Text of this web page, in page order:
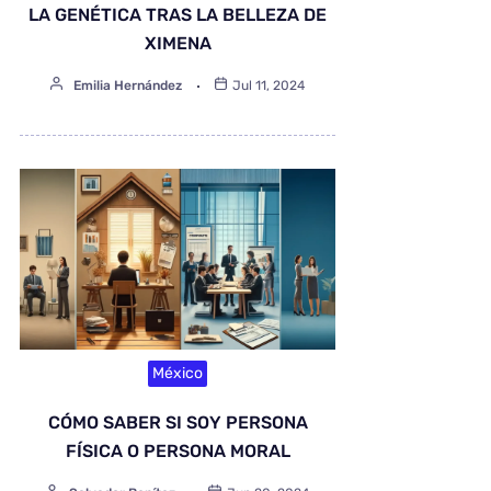
LA GENÉTICA TRAS LA BELLEZA DE
XIMENA
Emilia Hernández Jul 11, 2024
México
CÓMO SABER SI SOY PERSONA
FÍSICA O PERSONA MORAL